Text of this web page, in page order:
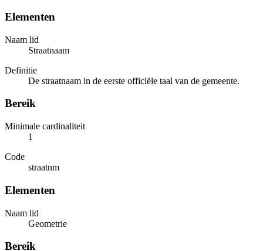
Elementen
Naam lid
Straatnaam
Definitie
De straatnaam in de eerste officiële taal van de gemeente.
Bereik
Minimale cardinaliteit
1
Code
straatnm
Elementen
Naam lid
Geometrie
Bereik